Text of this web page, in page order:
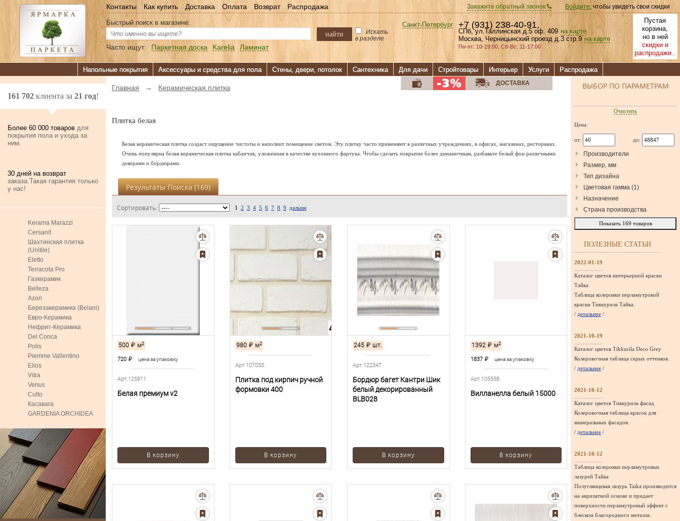
Закажите обратный звонок Войдите, чтобы увидеть свои скидки
Контакты Как купить Доставка Оплата Возврат Распродажа
Пустая
корзина,
но в ней
скидки и
распродажи..
Санкт-Петербург +7 (931) 238-40-91,
СПб, ул.Таллинская д.5 оф. 409 на карте
Москва, Черницынский проезд д.3 стр.9 на карте
Пн-пт: 10-19:00, Сб-Вс: 11-17:00
Быстрый поиск в магазине:
найти
Искать
в разделе
Часто ищут: Паркетная доска Karelia Ламинат
Напольные покрытия Аксессуары и средства для пола Стены, двери, потолок Сантехника Для дачи Стройтовары Интерьер Услуги Распродажа
161 702 клиента за 21 год!
Более 60 000 товаров для
покрытия пола и ухода за
ним.
30 дней на возврат
заказа.Такая гарантия только
у нас!
Kerama Marazzi
Cersanit
Шахтинская плитка
(Unitile)
Eletto
Terracota Pro
Газкерамик
Belleza
Azori
Березакерамика (Belani)
Евро-Керамика
Нефрит-Керамика
Del Conca
Polis
Piemme Vallentino
Elios
Vitra
Venus
Culto
Касавага
GARDENIA ORCHIDEA
Главная → Керамическая плитка
ДОСТАВКА
Плитка белая
Белая керамическая плитка создаст ощущение чистоты и наполнит помещение светом. Эту плитку часто применяют в различных учреждениях, в офисах, магазинах, ресторанах.
Очень популярна белая керамическая плитка кабанчик, уложенная в качестве кухонного фартука. Чтобы сделать покрытие более динамичным, разбавьте белый фон различными
декорами и бордюрами.
Результаты Поиска (169)
Сортировать: 1 2 3 4 5 6 7 8 9 дальше
500 ₽ м2
720 ₽ цена за упаковку
Арт.125811
Белая премиум v2
В корзину
980 ₽ м2
Арт.107055
Плитка под кирпич ручной
формовки 400
В корзину
245 ₽ шт.
Арт.122347
Бордюр багет Кантри Шик
белый декорированный
BLB028
В корзину
1392 ₽ м2
1837 ₽ цена за упаковку
Арт.105558
Вилланелла белый 15000
В корзину
ВЫБОР ПО ПАРАМЕТРАМ
Очистить
Цена:
от: до:
Производители
Размер, мм
Тип дизайна
Цветовая гамма (1)
Назначение
Страна производства
Показать 169 товаров
ПОЛЕЗНЫЕ СТАТЬИ
2022-01-19
Каталог цветов интерьерной краски
Тайка
Таблица колеровки перламутровой
краски Тиккурила Тайка.
/ детальнее /
2021-10-19
Каталог цветов Tikkurila Deco Grey
Колеровочная таблица серых оттенков.
/ детальнее /
2021-10-12
Каталог цветов Тиккурила фасад
Колеровочная таблица красок для
минеральных фасадов.
/ детальнее /
2021-10-12
Таблица колеровки перламутровых
лазурей Тайка
Полуглянцевая лазурь Taika производится
на акрилатной основе и придает
поверхности перламутровый эффект с
блеском благородного металла.